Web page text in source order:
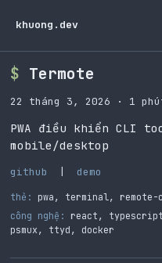
khuong.dev
Termote
22 tháng 3, 2026 · 1
PWA điều khiển CLI
mobile/desktop
github demo
thẻ: pwa, terminal,
công nghệ:
react,
psmux, ttyd, docker